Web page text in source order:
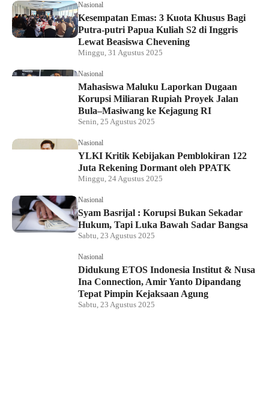
Nasional
Kesempatan Emas: 3 Kuota Khusus Bagi
Putra-putri Papua Kuliah S2 di Inggris
Lewat Beasiswa Chevening
Minggu, 31 Agustus 2025
Nasional
Mahasiswa Maluku Laporkan Dugaan
Korupsi Miliaran Rupiah Proyek Jalan
Bula–Masiwang ke Kejagung RI
Senin, 25 Agustus 2025
Nasional
YLKI Kritik Kebijakan Pemblokiran 122
Juta Rekening Dormant oleh PPATK
Minggu, 24 Agustus 2025
Nasional
Syam Basrijal : Korupsi Bukan Sekadar
Hukum, Tapi Luka Bawah Sadar Bangsa
Sabtu, 23 Agustus 2025
Nasional
Didukung ETOS Indonesia Institut & Nusa
Ina Connection, Amir Yanto Dipandang
Tepat Pimpin Kejaksaan Agung
Sabtu, 23 Agustus 2025